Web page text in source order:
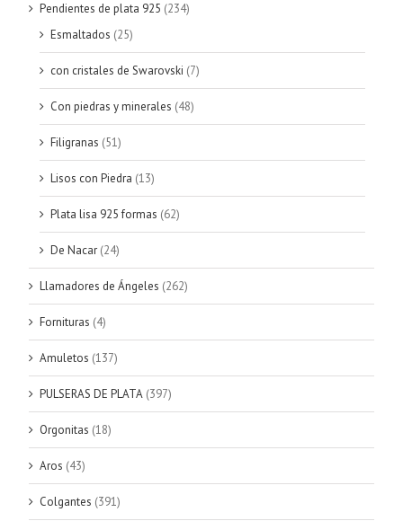
Pendientes de plata 925 (234)
Esmaltados (25)
con cristales de Swarovski (7)
Con piedras y minerales (48)
Filigranas (51)
Lisos con Piedra (13)
Plata lisa 925 formas (62)
De Nacar (24)
Llamadores de Ángeles (262)
Fornituras (4)
Amuletos (137)
PULSERAS DE PLATA (397)
Orgonitas (18)
Aros (43)
Colgantes (391)